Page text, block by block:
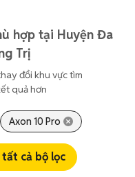
hợp tại Huyện Đa
Trị
đổi khu vực tìm
quả hơn
Axon 10 Pro
cả bộ lọc